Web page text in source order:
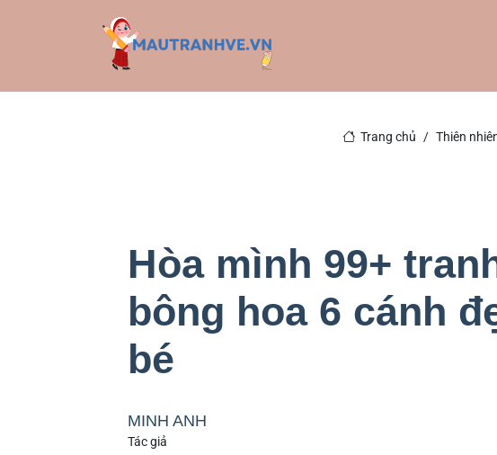
Trang chủ Thiên
Hòa mình 99+
bông hoa 6 cánh
bé
MINH ANH
Tác giả